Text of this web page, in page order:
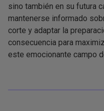
sino también en su futura
mantenerse informado
corte y adaptar la
consecuencia para
este emocionante campo